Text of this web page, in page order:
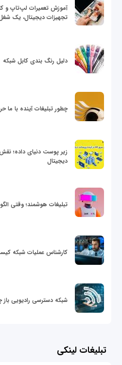
آموزش تعمیرات لپ‌تاپ و
تجهیزات دیجیتال، یک شغل
دلیل رنگ بندی کابل شبکه
چطور تبلیغات آینده با ما
دیجیتال
تبلیغات هوشمند؛ وقتی
کارشناس عملیات شبکه
شبکه دسترسی رادیویی
تبلیغات لینکی